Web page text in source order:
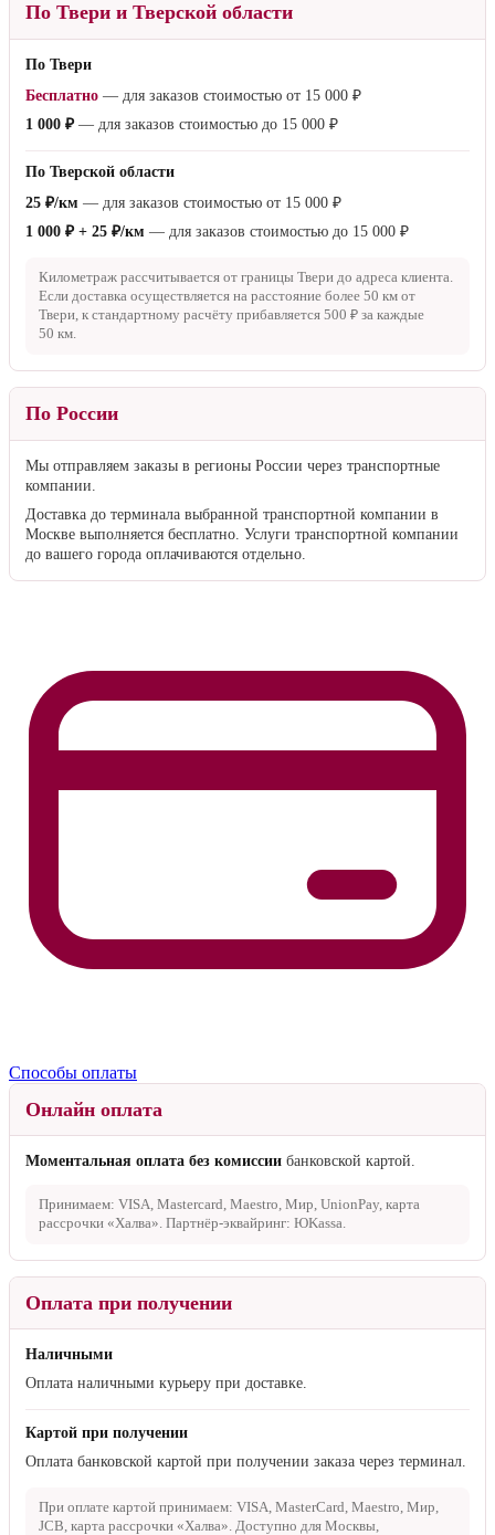
По Твери и Тверской области
По Твери
Бесплатно — для заказов стоимостью от 15 000 ₽
1 000 ₽— для заказов стоимостью до 15 000 ₽
По Тверской области
25 ₽/км — для заказов стоимостью от 15 000 ₽
1 000 ₽ + 25 ₽/км — для заказов стоимостью до 15 000 ₽
Километраж рассчитывается от границы Твери до адреса клиента.
Если доставка осуществляется на расстояние более 50 км от
Твери, к стандартному расчёту прибавляется 500 ₽ за каждые
50 км.
По России
Мы отправляем заказы в регионы России через транспортные
компании.
Доставка до терминала выбранной транспортной компании в
Москве выполняется бесплатно. Услуги транспортной компании
до вашего города оплачиваются отдельно.
Способы оплаты
Онлайн оплата
Моментальная оплата без комиссии банковской картой.
Принимаем: VISA, Mastercard, Maestro, Мир, UnionPay, карта
рассрочки «Халва». Партнёр-эквайринг: ЮKassa.
Оплата при получении
Наличными
Оплата наличными курьеру при доставке.
Картой при получении
Оплата банковской картой при получении заказа через терминал.
При оплате картой принимаем: VISA, MasterCard, Maestro, Мир,
JCB, карта рассрочки «Халва». Доступно для Москвы,